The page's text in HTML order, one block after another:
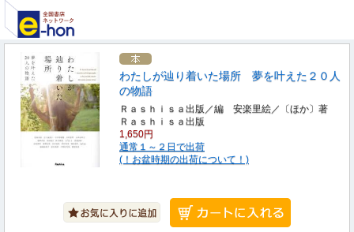
わたしが辿り着いた場所 夢を叶えた２０人
の物語
Ｒａｓｈｉｓａ出版／編 安楽里絵／〔ほか〕著
Ｒａｓｈｉｓａ出版
1,650円
通常１～２日で出荷
(！お盆時期の出荷について！)